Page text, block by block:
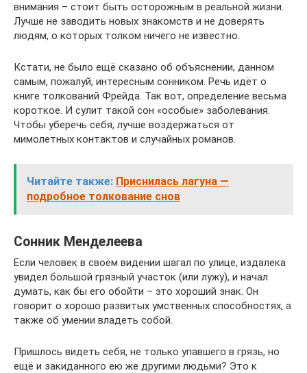
внимания – стоит быть осторожным в реальной жизни.
Лучше не заводить новых знакомств и не доверять
людям, о которых толком ничего не известно.
Кстати, не было ещё сказано об объяснении, данном
самым, пожалуй, интересным сонником. Речь идёт о
книге толкований Фрейда. Так вот, определение весьма
короткое. И сулит такой сон «особые» заболевания.
Чтобы уберечь себя, лучше воздержаться от
мимолетных контактов и случайных романов.
Читайте также: Приснилась лагуна —
подробное толкование снов
Сонник Менделеева
Если человек в своём видении шагал по улице, издалека
увидел большой грязный участок (или лужу), и начал
думать, как бы его обойти – это хороший знак. Он
говорит о хорошо развитых умственных способностях, а
также об умении владеть собой.
Пришлось видеть себя, не только упавшего в грязь, но
ещё и закиданного ею же другими людьми? Это к